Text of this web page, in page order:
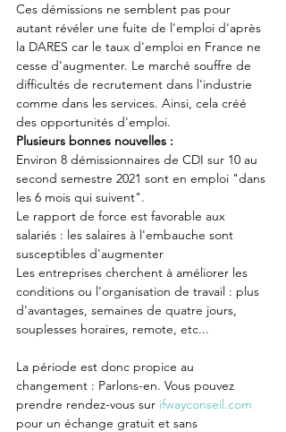
Ces démissions ne semblent pas pour
autant révéler une fuite de l'emploi d'après
la DARES car le taux d'emploi en France ne
cesse d'augmenter. Le marché souffre de
difficultés de recrutement dans l'industrie
comme dans les services. Ainsi, cela créé
des opportunités d'emploi.
Plusieurs bonnes nouvelles :
Environ 8 démissionnaires de CDI sur 10 au
second semestre 2021 sont en emploi "dans
les 6 mois qui suivent".
Le rapport de force est favorable aux
salariés : les salaires à l'embauche sont
susceptibles d'augmenter
Les entreprises cherchent à améliorer les
conditions ou l'organisation de travail : plus
d'avantages, semaines de quatre jours,
souplesses horaires, remote, etc...
La période est donc propice au
changement : Parlons-en. Vous pouvez
prendre rendez-vous sur ifwayconseil.com
pour un échange gratuit et sans